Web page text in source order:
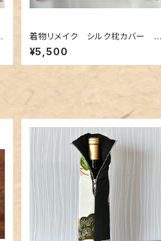
着物リメイク シルク枕カバー 0
05
¥5,500